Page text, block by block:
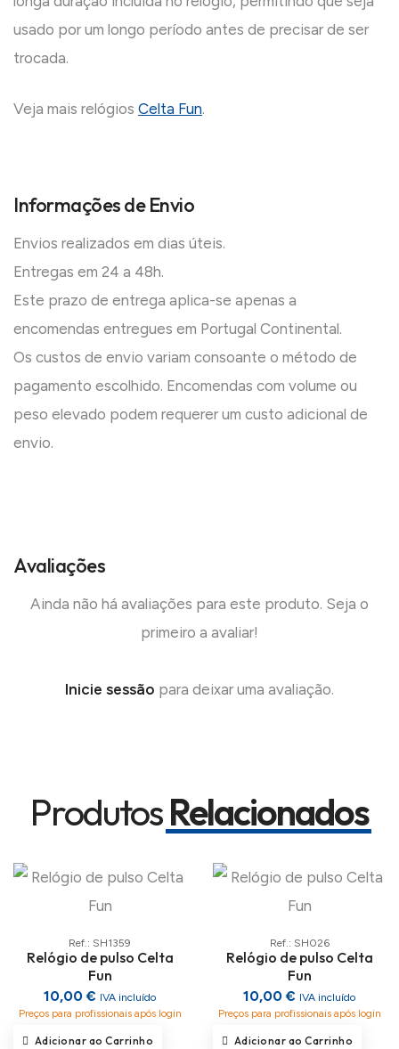
usado por um longo período antes de precisar de ser
trocada.
Veja mais relógios Celta Fun.
Informações de Envio
Envios realizados em dias úteis.
Entregas em 24 a 48h.
Este prazo de entrega aplica-se apenas a
encomendas entregues em Portugal Continental.
Os custos de envio variam consoante o método de
pagamento escolhido. Encomendas com volume ou
peso elevado podem requerer um custo adicional de
envio.
Avaliações
Ainda não há avaliações para este produto. Seja o
primeiro a avaliar!
Inicie sessão para deixar uma avaliação.
ProdutosRelacionados
Ref.: SH1359
Relógio de pulso Celta
Fun
10,00 € IVA incluído
Preços para profissionais após login
Adicionar ao Carrinho
Ref.: SH026
Relógio de pulso Celta
Fun
10,00 € IVA incluído
Preços para profissionais após login
Adicionar ao Carrinho